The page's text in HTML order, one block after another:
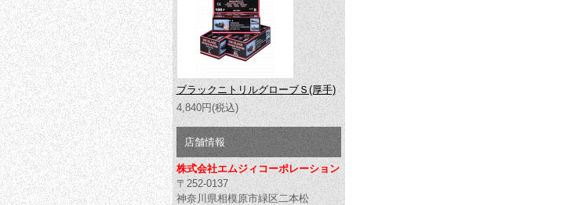
ブラックニトリルグローブＳ(厚手)
4,840円(税込)
店舗情報
株式会社エムジィコーポレーション
〒252-0137
神奈川県相模原市緑区二本松